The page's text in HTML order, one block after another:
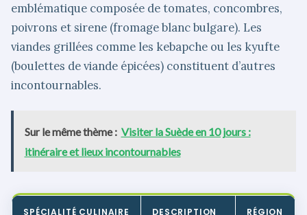
emblématique composée de tomates, concombres,
poivrons et sirene (fromage blanc bulgare). Les
viandes grillées comme les kebapche ou les kyufte
(boulettes de viande épicées) constituent d’autres
incontournables.
Sur le même thème : Visiter la Suède en 10 jours :
itinéraire et lieux incontournables
SPÉCIALITÉ CULINAIRE DESCRIPTION RÉGION